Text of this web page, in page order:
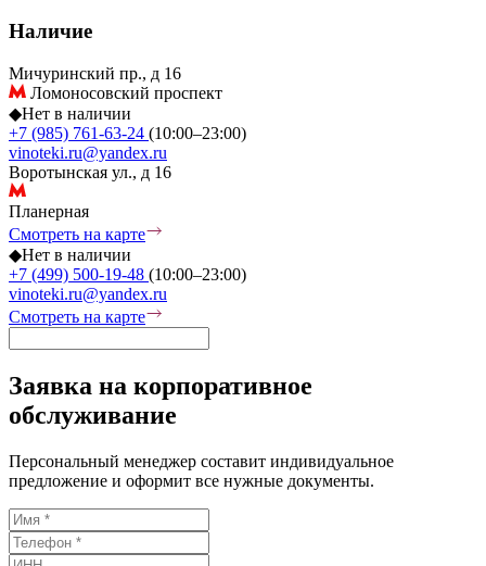
Наличие
Мичуринский пр., д 16
Ломоносовский проспект
◆Нет в наличии
+7 (985) 761-63-24 (10:00–23:00)
vinoteki.ru@yandex.ru
Воротынская ул., д 16
Планерная
Смотреть на карте
◆Нет в наличии
+7 (499) 500-19-48 (10:00–23:00)
vinoteki.ru@yandex.ru
Смотреть на карте
Заявка на корпоративное
обслуживание
Персональный менеджер составит индивидуальное
предложение и оформит все нужные документы.